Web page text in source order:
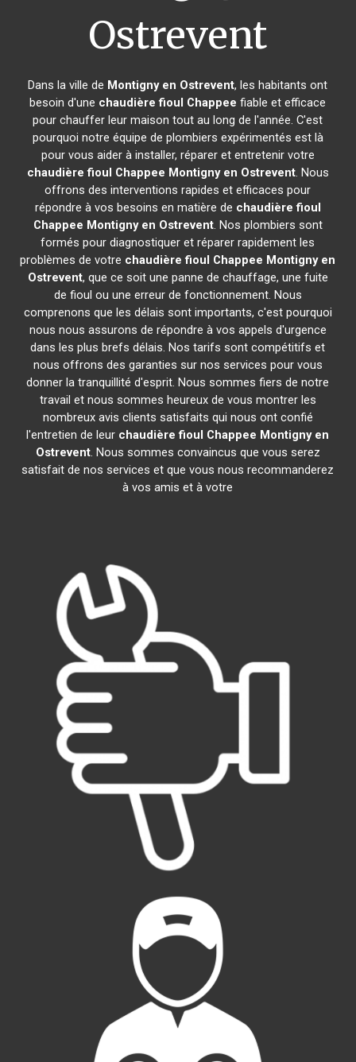
Ostrevent
Dans la ville de Montigny en Ostrevent, les habitants ont
besoin d'une chaudière fioul Chappee fiable et efficace
pour chauffer leur maison tout au long de l'année. C'est
pourquoi notre équipe de plombiers expérimentés est là
pour vous aider à installer, réparer et entretenir votre
chaudière fioul Chappee Montigny en Ostrevent. Nous
offrons des interventions rapides et efficaces pour
répondre à vos besoins en matière de chaudière fioul
Chappee Montigny en Ostrevent. Nos plombiers sont
formés pour diagnostiquer et réparer rapidement les
problèmes de votre chaudière fioul Chappee Montigny en
Ostrevent, que ce soit une panne de chauffage, une fuite
de fioul ou une erreur de fonctionnement. Nous
comprenons que les délais sont importants, c'est pourquoi
nous nous assurons de répondre à vos appels d'urgence
dans les plus brefs délais. Nos tarifs sont compétitifs et
nous offrons des garanties sur nos services pour vous
donner la tranquillité d'esprit. Nous sommes fiers de notre
travail et nous sommes heureux de vous montrer les
nombreux avis clients satisfaits qui nous ont confié
l'entretien de leur chaudière fioul Chappee Montigny en
Ostrevent. Nous sommes convaincus que vous serez
satisfait de nos services et que vous nous recommanderez
à vos amis et à votre